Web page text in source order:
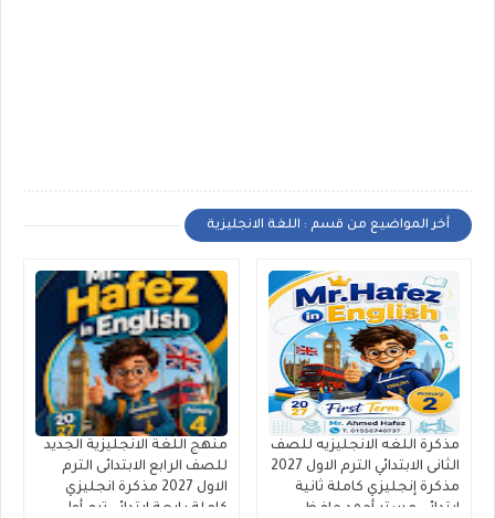
أخر المواضيع من قسم : اللغة الانجليزية
مذكرة اللغه الانجليزيه للصف
الثانى الابتدائي الترم الاول 2027
مذكرة إنجليزي كاملة ثانية
ابتدائى مستر أحمد حافظ
منهج اللغة الانجليزية الجديد
للصف الرابع الابتدائى الترم
الاول 2027 مذكرة انجليزي
كاملة رابعة ابتدائي ترم أول